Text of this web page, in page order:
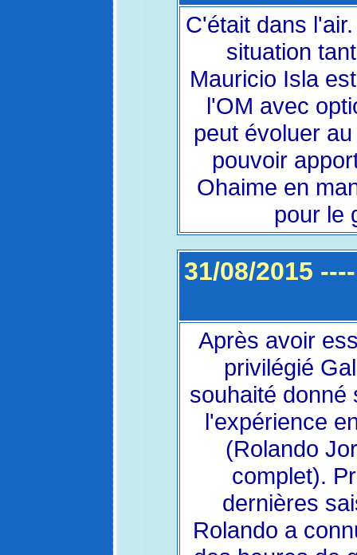
C'était dans
situation
Mauricio Isla
l'OM avec
peut évoluer
pouvoir
Ohaime en
pour le
31/08/2015
Après avoir
privilégié
souhaité donné
l'expérience
(Rolando
complet).
dernières
Rolando a